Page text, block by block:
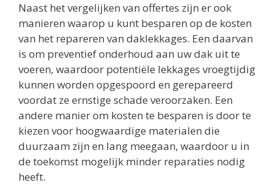
Naast het vergelijken van offertes zijn er ook
manieren waarop u kunt besparen op de kosten
van het repareren van daklekkages. Een daarvan
is om preventief onderhoud aan uw dak uit te
voeren, waardoor potentiële lekkages vroegtijdig
kunnen worden opgespoord en gerepareerd
voordat ze ernstige schade veroorzaken. Een
andere manier om kosten te besparen is door te
kiezen voor hoogwaardige materialen die
duurzaam zijn en lang meegaan, waardoor u in
de toekomst mogelijk minder reparaties nodig
heeft.